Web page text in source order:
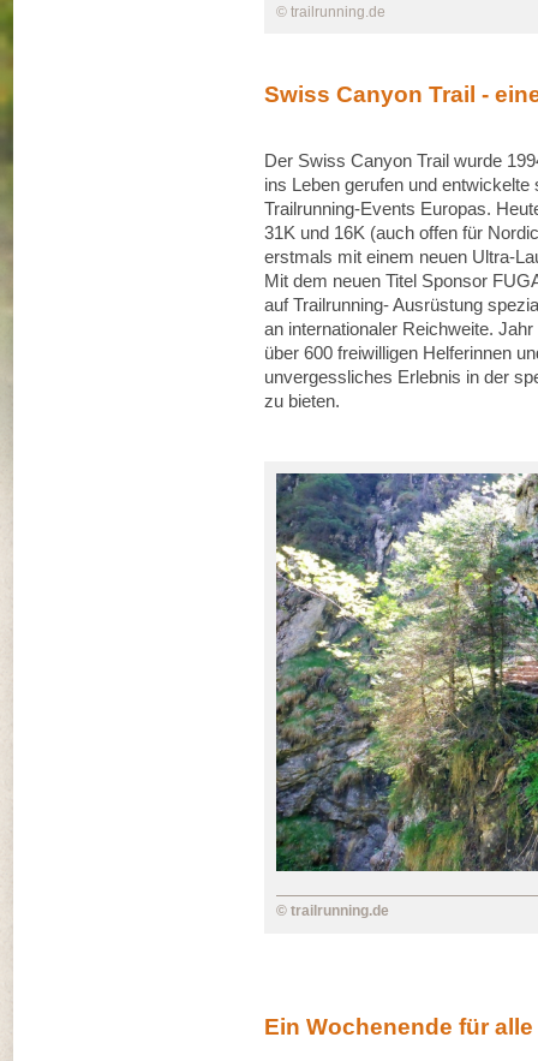
© trailrunning.de
Swiss Canyon Trail -
Der Swiss Canyon Trail wurde
ins Leben gerufen und
Trailrunning-Events Europas.
31K und 16K (auch offen für
erstmals mit einem neuen Ultra-
Mit dem neuen Titel Sponsor
auf Trailrunning- Ausrüstung
an internationaler Reichweite.
über 600 freiwilligen Helferinnen
unvergessliches Erlebnis in der
zu bieten.
© trailrunning.de
Ein Wochenende für